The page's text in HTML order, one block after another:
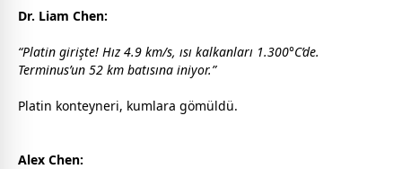
Dr. Liam Chen:
“Platin girişte! Hız 4.9 km/s, ısı kalkanları 1.300°C’de.
Terminus’un 52 km batısına iniyor.”
Platin konteyneri, kumlara gömüldü.
Alex Chen: